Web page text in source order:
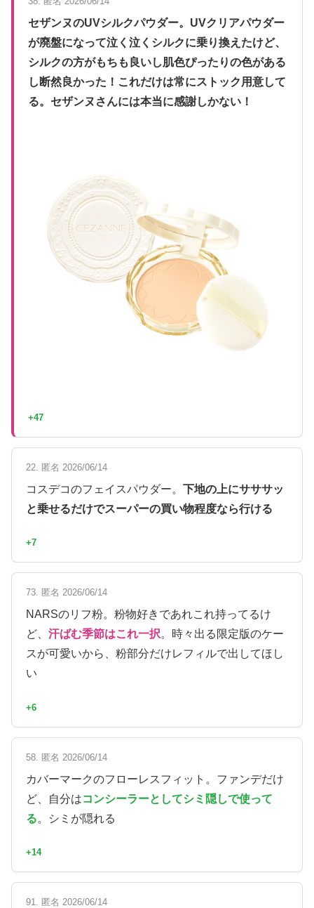
セザンヌのUVシルクパウダー。UVクリアパウダー
が廃盤になって泣く泣くシルクに乗り換えたけど、
シルクの方がもちも良いし肌色ぴったりの色がある
し断然良かった！これだけは常にストック用意して
る。セザンヌさんには本当に感謝しかない！
+47
22. 匿名 2026/06/14
コスデコのフェイスパウダー。 下地の上にサササッ
と乗せるだけでスーパーの買い物程度なら行ける
+7
73. 匿名 2026/06/14
NARSのリフ粉。粉物好きであれこれ持ってるけ
ど、 汗ばむ季節はこれ一択。時々出る限定版のケー
スが可愛いから、粉部分だけレフィルで出してほし
い
+6
58. 匿名 2026/06/14
カバーマークのフローレスフィット。ファンデだけ
ど、自分はコンシーラーとしてシミ隠しで使って
る。シミが隠れる
+14
91. 匿名 2026/06/14